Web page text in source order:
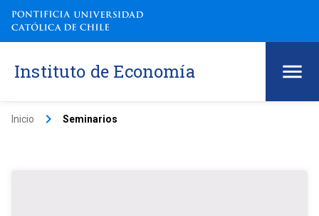
Instituto de Economía
Inicio keyboard_arrow_right Seminarios